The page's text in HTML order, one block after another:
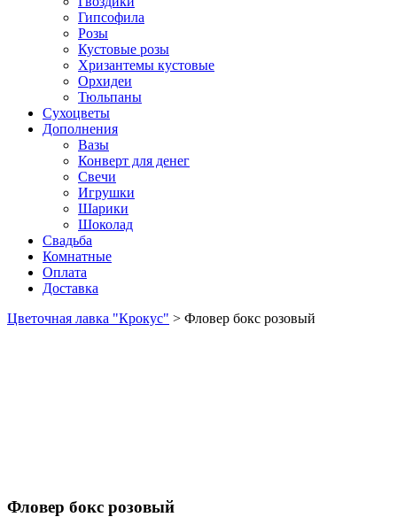
Гипсофила
Розы
Кустовые розы
Хризантемы кустовые
Орхидеи
Тюльпаны
Сухоцветы
Дополнения
Вазы
Конверт для денег
Свечи
Игрушки
Шарики
Шоколад
Свадьба
Комнатные
Оплата
Доставка
Цветочная лавка "Крокус" > Фловер бокс розовый
Фловер бокс розовый